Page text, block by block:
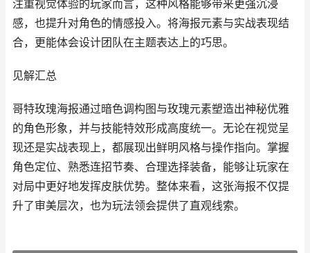
注重视觉体验的玩家而言，这种风格能够带来更强沉浸
感，也提升对角色的情感投入。将海报元素与实战表现结
合，更能体会设计团队在主题表达上的巧思。
见解汇总
哥特玫瑰海报通过暗色调构图与玫瑰元素塑造出神秘优雅
的角色形象，并与技能特效形成高度统一。无论在视觉呈
现还是实战表现上，都展现出鲜明风格与操作指向。掌握
角色定位、熟悉连招节奏、合理选择装备，能够让玩家在
对局中更好地发挥皮肤优势。整体来看，这张海报不仅提
升了审美层次，也为玩法领会提供了直观线索。